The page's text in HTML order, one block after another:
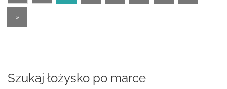
»
Szukaj łożysko po marce